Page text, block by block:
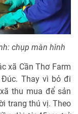
chụp màn hình
xã Cần Thơ Farm
Thay vì bỏ đi
thu mua để sản
trang thú vị. Theo